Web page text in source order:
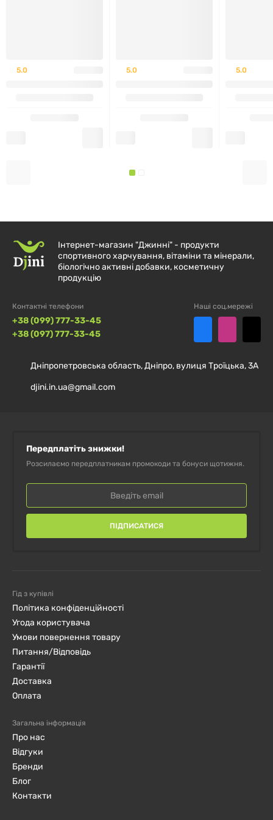
5.0 5.0 5.0
Інтернет-магазин "Джинні" - продукти
спортивного харчування, вітаміни та мінерали,
біологічно активні добавки, косметичну
продукцію
Контактні телефони
+38 (099) 777-33-45
+38 (097) 777-33-45
Наші соц.мережі
Дніпропетровська область, Дніпро, вулиця Троїцька, 3А
djini.in.ua@gmail.com
Передплатіть знижки!
Розсилаємо передплатникам промокоди та бонуси щотижня.
ПІДПИСАТИСЯ
Гід з купівлі
Політика конфіденційності
Угода користувача
Умови повернення товару
Питання/Відповідь
Гарантії
Доставка
Оплата
Загальна інформація
Про нас
Відгуки
Бренди
Блог
Контакти